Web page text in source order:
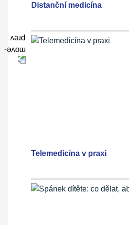
Distanční medicína
Telemedicína v praxi